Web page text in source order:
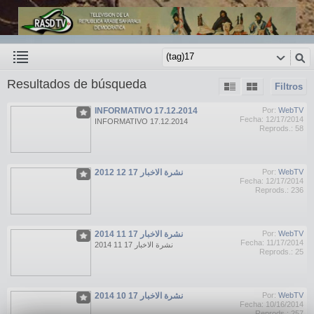
Filtros
Resultados de búsqueda
Por: WebTV
Fecha: 12/17/2014
Reprods.: 58
INFORMATIVO 17.12.2014
INFORMATIVO 17.12.2014
Por: WebTV
Fecha: 12/17/2014
Reprods.: 236
نشرة الاخبار 17 12 2012
Por: WebTV
Fecha: 11/17/2014
Reprods.: 25
نشرة الاخبار 17 11 2014
نشرة الاخبار 17 11 2014
Por: WebTV
Fecha: 10/16/2014
نشرة الاخبار 17 10 2014